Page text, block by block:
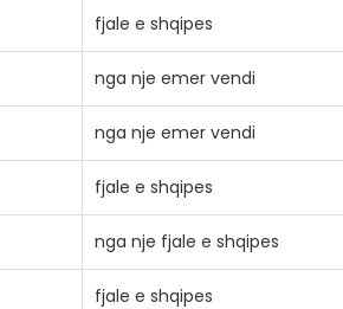
fjale e shqipes
nga nje emer vendi
nga nje emer vendi
fjale e shqipes
nga nje fjale e shqipes
fjale e shqipes